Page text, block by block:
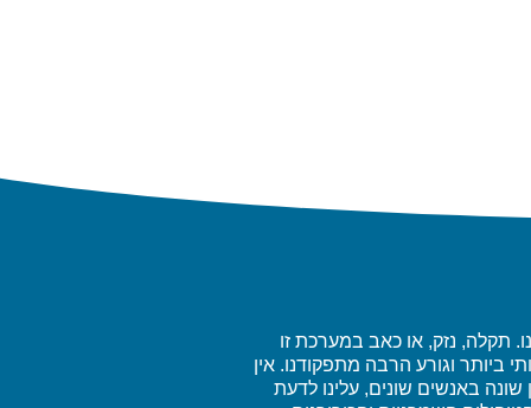
תקלה, נזק, או כאב במערכת זו
ביותר וגורע הרבה מתפקודנו. אין
שונה באנשים שונים, עלינו לדעת